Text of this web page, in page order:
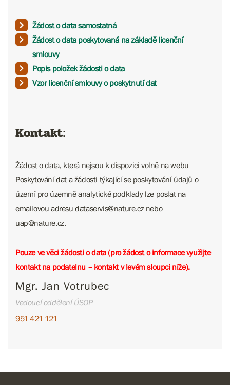
Žádost o data samostatná
Žádost o data poskytovaná na základě licenční
smlouvy
Popis položek žádosti o data
Vzor licenční smlouvy o poskytnutí dat
Kontakt:
Žádost o data, která nejsou k dispozici volně na webu
Poskytování dat a žádosti týkající se poskytování údajů o
území pro územně analytické podklady lze poslat na
emailovou adresu dataservis@nature.cz nebo ​​​​​​
uap@nature.cz.
Pouze ve věci žádosti o data (pro žádost o informace využijte
kontakt na podatelnu – kontakt v levém sloupci níže).
Mgr. Jan Votrubec
Vedoucí oddělení ÚSOP
951 421 121